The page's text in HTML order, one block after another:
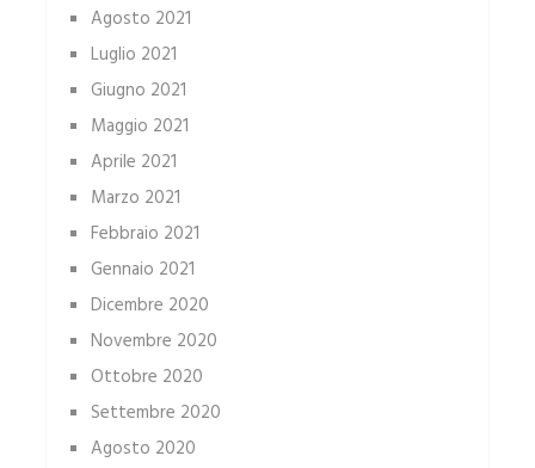
Agosto 2021
Luglio 2021
Giugno 2021
Maggio 2021
Aprile 2021
Marzo 2021
Febbraio 2021
Gennaio 2021
Dicembre 2020
Novembre 2020
Ottobre 2020
Settembre 2020
Agosto 2020